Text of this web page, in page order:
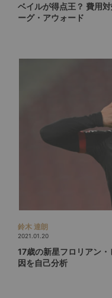
ベイルが得点王？ 費用
ーグ・アウォード
鈴木 達朗
2021.01.20
17歳の新星フロリアン
因を自己分析